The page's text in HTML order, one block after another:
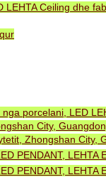
Ceiling dhe
porcelani, LED
City,
Zhongshan City,
PENDANT, LEHTA
PENDANT, LEHTA